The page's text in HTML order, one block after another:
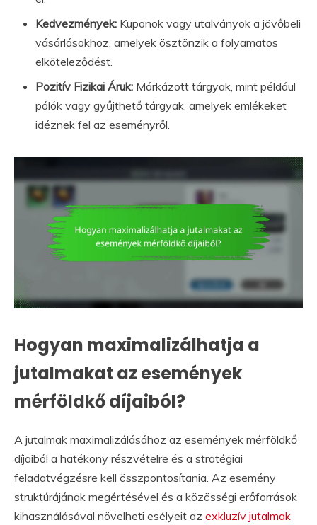
Kedvezmények: Kuponok vagy utalványok a jövőbeli
vásárlásokhoz, amelyek ösztönzik a folyamatos
elköteleződést.
Pozitív Fizikai Áruk: Márkázott tárgyak, mint például
pólók vagy gyűjthető tárgyak, amelyek emlékeket
idéznek fel az eseményről.
Hogyan maximalizálhatja a
jutalmakat az események
mérföldkő díjaiból?
A jutalmak maximalizálásához az események mérföldkő
díjaiból a hatékony részvételre és a stratégiai
feladatvégzésre kell összpontosítania. Az esemény
struktúrájának megértésével és a közösségi erőforrások
kihasználásával növelheti esélyeit az exkluzív jutalmak